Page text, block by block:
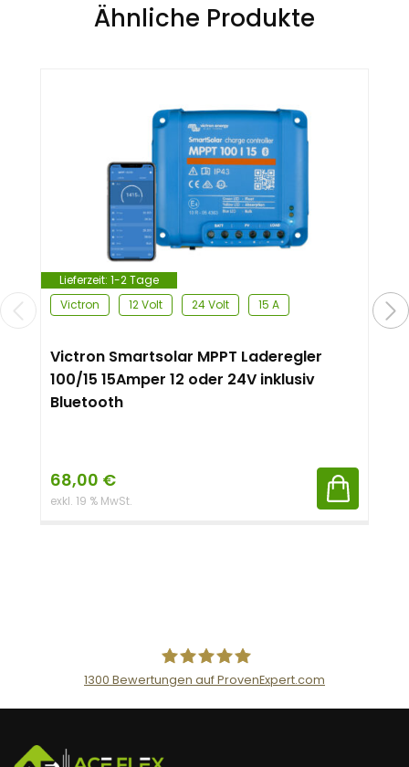
Ähnliche Produkte
Lieferzeit: 1-2 Tage
Victron
12 Volt 24 Volt 15 A
Victron Smartsolar MPPT Laderegler
100/15 15Amper 12 oder 24V inklusiv
Bluetooth
68,00 €
exkl. 19 % MwSt.
AceFlex GmbH
1300 Bewertungen auf ProvenExpert.com